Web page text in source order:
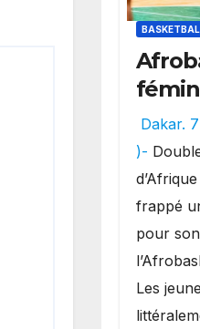
au
Dakar.
)-
frappé
pour
Les